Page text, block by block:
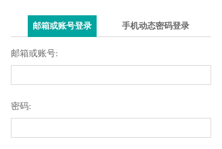
邮箱或账号登录 手机动态密码登录
邮箱或账号:
密码: